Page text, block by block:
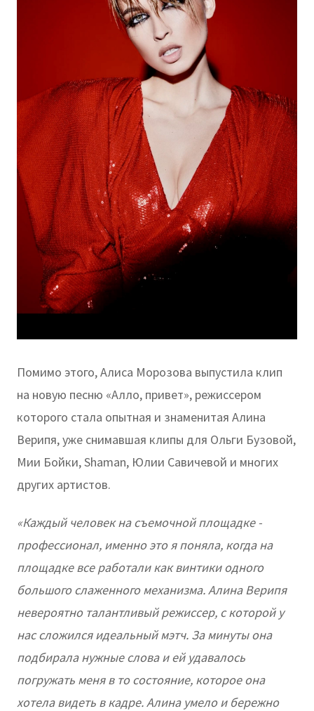
Помимо этого, Алиса Морозова выпустила клип
на новую песню «Алло, привет», режиссером
которого стала опытная и знаменитая Алина
Верипя, уже снимавшая клипы для Ольги Бузовой,
Мии Бойки, Shaman, Юлии Савичевой и многих
других артистов.
«Каждый человек на съемочной площадке -
профессионал, именно это я поняла, когда на
площадке все работали как винтики одного
большого слаженного механизма. Алина Верипя
невероятно талантливый режиссер, с которой у
нас сложился идеальный мэтч. За минуты она
подбирала нужные слова и ей удавалось
погружать меня в то состояние, которое она
хотела видеть в кадре. Алина умело и бережно